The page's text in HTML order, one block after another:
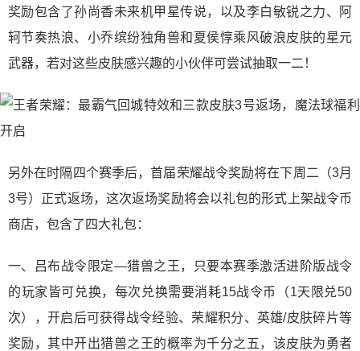
奖励包含了孙尚香未来机甲星传说，以及李白敏锐之力、阿
轲节奏热浪、小乔缤纷独角兽和夏侯惇乘风破浪皮肤的星元
武器，若对这些皮肤感兴趣的小伙伴可尝试抽取一二！
另外在时隔四个赛季后，首届荣耀战令奖励将在下周二（3月
3号）正式返场，这次返场奖励将会以礼包的形式上架战令币
商店，包含了四大礼包：
一、吕布战令限定—猎兽之王，只要本赛季激活进阶版战令
的玩家皆可兑换，每次兑换需要消耗15战令币（1天限兑50
次），开启后可获得战令经验、荣耀积分、英雄/皮肤碎片等
奖励，其中开出猎兽之王的概率为千分之五，该皮肤为勇者